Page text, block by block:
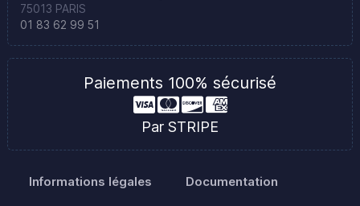
75013 PARIS
01 83 62 99 51
Paiements 100% sécurisé
Par STRIPE
Informations légales Documentation